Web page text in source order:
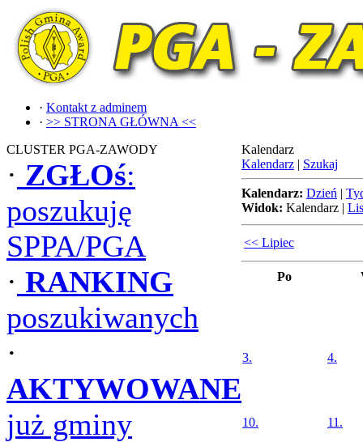
· Kontakt z adminem
· >> STRONA GŁÓWNA <<
CLUSTER PGA-ZAWODY
· ZGŁOś:
poszukuję
SPPA/PGA
· RANKING
poszukiwanych
·
AKTYWOWANE
już gminy
Kalendarz
Kalendarz | Szukaj
Kalendarz: Dzień |
Widok: Kalendarz |
<< Lipiec
Po
3. 4.
10. 11.